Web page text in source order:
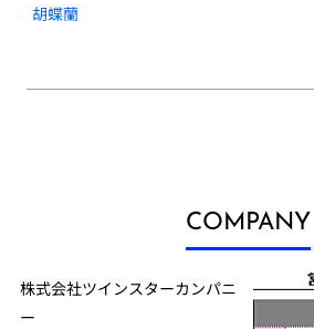
胡蝶蘭
COMPANY
株式会社ツインスターカンパニ
ー